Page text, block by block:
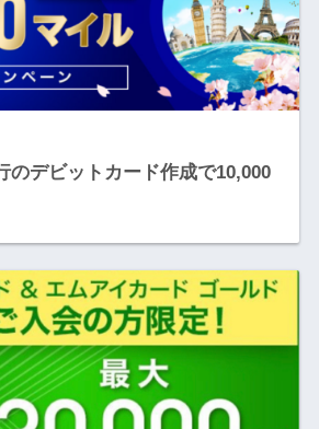
のデビットカード作成で10,000